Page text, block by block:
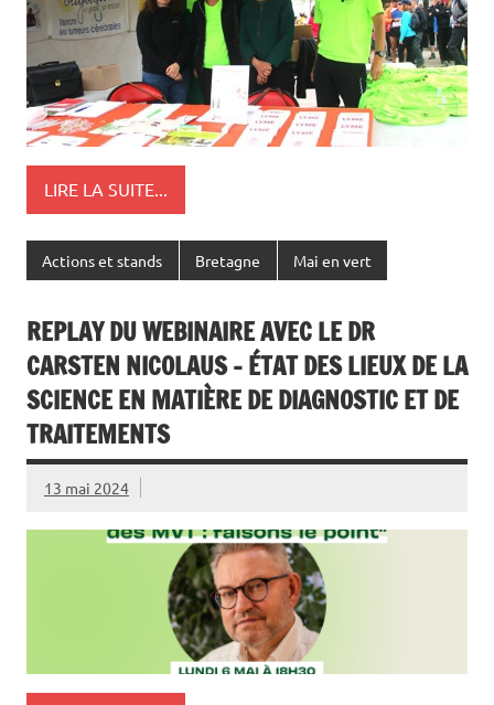
LIRE LA SUITE...
Actions et stands Bretagne Mai en vert
REPLAY DU WEBINAIRE AVEC LE DR
CARSTEN NICOLAUS – ÉTAT DES LIEUX DE LA
SCIENCE EN MATIÈRE DE DIAGNOSTIC ET DE
TRAITEMENTS
13 mai 2024